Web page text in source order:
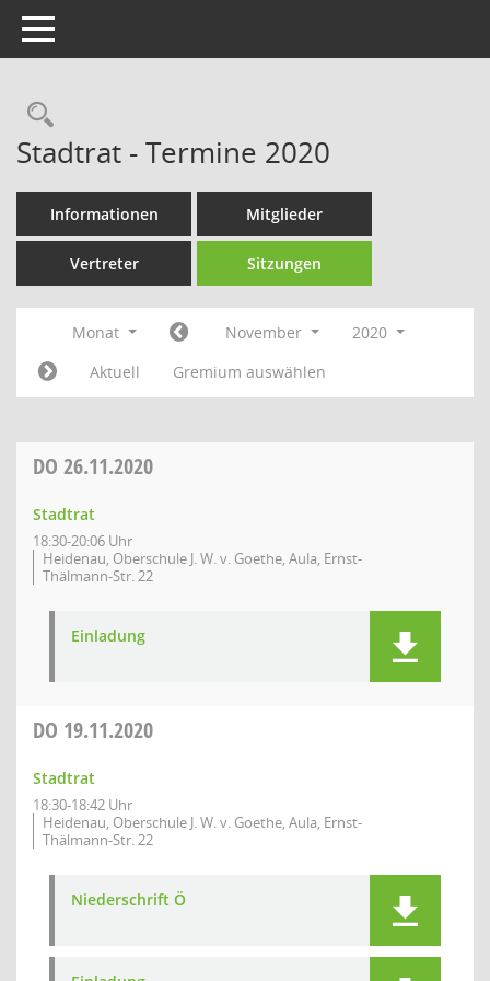
Toggle navigation
Rechercheauswahl
Stadtrat - Termine 2020
Informationen Mitglieder
Vertreter Sitzungen
Monat November
2020
Aktuell
Gremium auswählen
DO 26.11.2020
Stadtrat
18:30-20:06 Uhr
Heidenau, Oberschule J. W. v. Goethe, Aula, Ernst-
Thälmann-Str. 22
Einladung
DO 19.11.2020
Stadtrat
18:30-18:42 Uhr
Heidenau, Oberschule J. W. v. Goethe, Aula, Ernst-
Thälmann-Str. 22
Niederschrift Ö